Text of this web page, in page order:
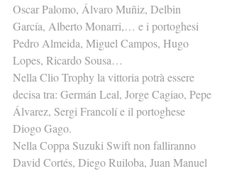
Oscar Palomo, Álvaro Muñiz, Delbin
García, Alberto Monarri,… e i portoghesi
Pedro Almeida, Miguel Campos, Hugo
Lopes, Ricardo Sousa…
Nella Clio Trophy la vittoria potrà essere
decisa tra: Germán Leal, Jorge Cagiao, Pepe
Álvarez, Sergi Francolí e il portoghese
Diogo Gago.
Nella Coppa Suzuki Swift non falliranno
David Cortés, Diego Ruiloba, Juan Manuel